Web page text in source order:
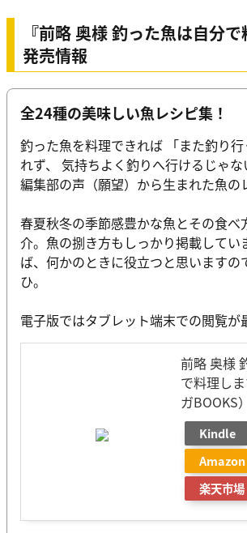
『前略 奥様 釣った魚は自分で
発売情報
全24種の美味しい魚レシピ集！
釣った魚を料理できれば 「また釣り
れず、 気持ちよく釣りへ行けるじゃ
編集部の声（願望）から生まれた魚の
春夏秋冬の季節感豊かな魚とその食べ
介。魚の捌き方もしっかり掲載してい
ば、何かのときに役立つと思いますの
ひ。
電子版ではタブレット端末での閲覧が
前略 奥様
で料理し
ガBOOKS）
Kindle
Amazon
楽天市場